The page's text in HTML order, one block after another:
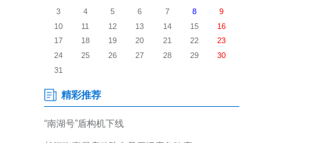
、春归故里”枣阳籍在外企
家齐聚一堂，共叙桑梓深